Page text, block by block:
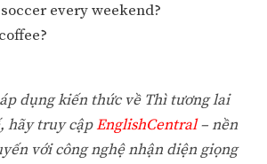
every weekend?
dụng kiến thức về Thì tương lai
hãy truy cậpEnglishCentral– nền
với công nghệ nhận diện giọng